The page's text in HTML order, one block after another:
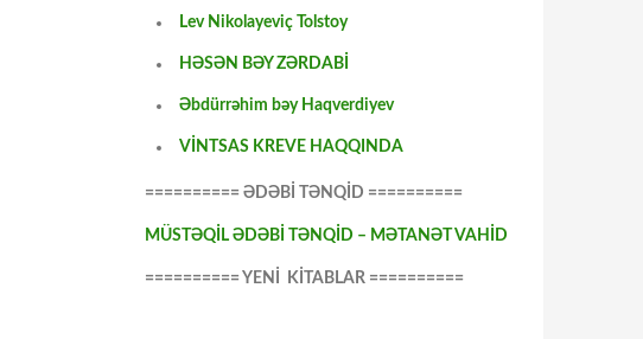
Lev Nikolayeviç Tolstoy
HƏSƏN BƏY ZƏRDABİ
Əbdürrəhim bəy Haqverdiyev
VİNTSAS KREVE HAQQINDA
========== ƏDƏBİ TƏNQİD ==========
MÜSTƏQİL ƏDƏBİ TƏNQİD – MƏTANƏT VAHİD
========== YENİ KİTABLAR ==========